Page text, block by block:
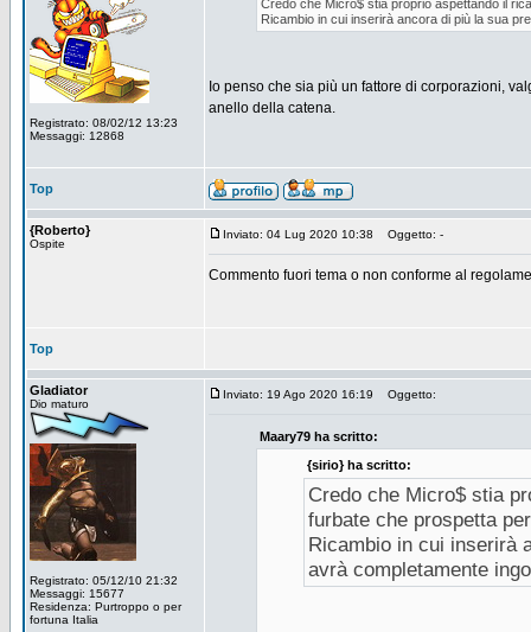
Registrato: 08/02/12 13:23
Messaggi: 12868
Credo che Micro$ stia proprio aspettando il
Ricambio in cui inserirà ancora di più la sua
Io penso che sia più un fattore di corporazioni,
anello della catena.
Top
{Roberto}
Ospite
Inviato: 04 Lug 2020 10:38 Oggetto: -
Commento fuori tema o non conforme al
Top
Gladiator
Dio maturo
Registrato: 05/12/10 21:32
Messaggi: 15677
Residenza: Purtroppo o per
fortuna Italia
Inviato: 19 Ago 2020 16:19 Oggetto:
Maary79 ha scritto:
{sirio} ha scritto:
Credo che Micro$ stia
furbate che prospetta
Ricambio in cui inserirà
avrà completamente